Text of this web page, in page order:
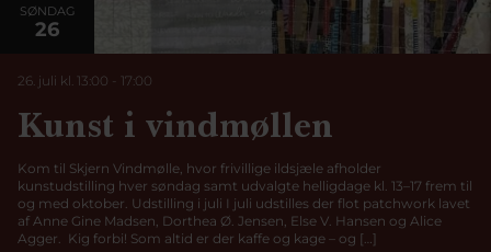
SØNDAG
26
26. juli kl. 13:00 - 17:00
Kunst i vindmøllen
Kom til Skjern Vindmølle, hvor frivillige ildsjæle afholder
kunstudstilling hver søndag samt udvalgte helligdage kl. 13–17 frem til
og med oktober. Udstilling i juli I juli udstilles der flot patchwork lavet
af Anne Gine Madsen, Dorthea Ø. Jensen, Else V. Hansen og Alice
Agger. Kig forbi! Som altid er der kaffe og kage – og […]